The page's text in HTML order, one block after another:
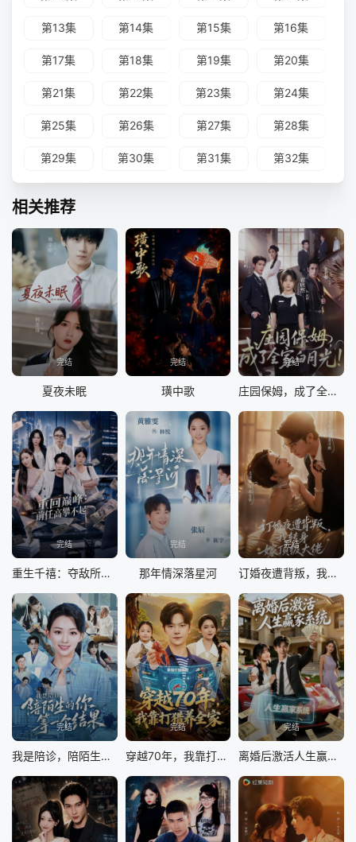
第13集 第14集 第15集 第16集
第17集 第18集 第19集 第20集
第21集 第22集 第23集 第24集
第25集 第26集 第27集 第28集
第29集 第30集 第31集 第32集
相关推荐
完结
夏夜未眠
完结
璜中歌
完结
庄园保姆，成了全家白月光
完结
重生千禧：夺敌所爱做首富
完结
那年情深落星河
完结
订婚夜遭背叛，我转身嫁顶级大佬
完结
我是陪诊，陪陌生的你等一个结果
完结
穿越70年，我靠打猎养全家
完结
离婚后激活人生赢家系统